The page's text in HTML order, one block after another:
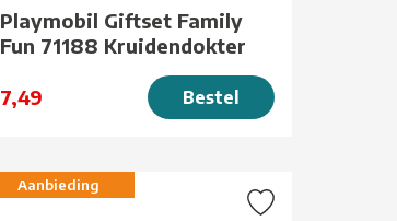
Playmobil Giftset Family
Fun 71188 Kruidendokter
7,49 Bestel
Aanbieding